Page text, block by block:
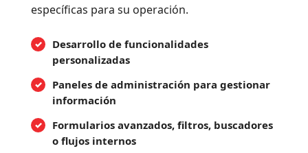
específicas para su operación.
Desarrollo de funcionalidades
personalizadas
Paneles de administración para gestionar
información
Formularios avanzados, filtros, buscadores
o flujos internos